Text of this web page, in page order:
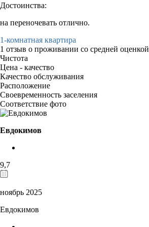
Достоинства:
на переночевать отлично.
1-комнатная квартира
1 отзыв о проживании со средней оценкой
Чистота
Цена - качество
Качество обслуживания
Расположение
Своевременность заселения
Соответствие фото
Евдокимов
9,7
ноябрь 2025
Евдокимов